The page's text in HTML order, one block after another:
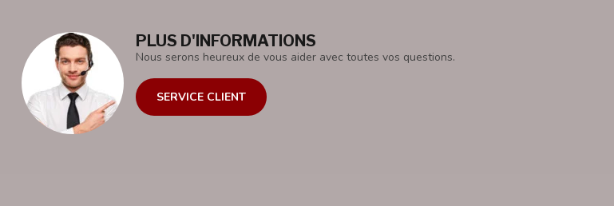
PLUS D'INFORMATIONS
Nous serons heureux de vous aider avec toutes vos questions.
SERVICE CLIENT